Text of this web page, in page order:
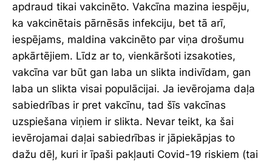
apdraud tikai vakcinēto. Vakcīna mazina iespēju,
ka vakcinētais pārnēsās infekciju, bet tā arī,
iespējams, maldina vakcinēto par viņa drošumu
apkārtējiem. Līdz ar to, vienkāršoti izsakoties,
vakcīna var būt gan laba un slikta indivīdam, gan
laba un slikta visai populācijai. Ja ievērojama daļa
sabiedrības ir pret vakcīnu, tad šīs vakcīnas
uzspiešana viņiem ir slikta. Nevar teikt, ka šai
ievērojamai daļai sabiedrības ir jāpiekāpjas to
dažu dēļ, kuri ir īpaši pakļauti Covid-19 riskiem (tai